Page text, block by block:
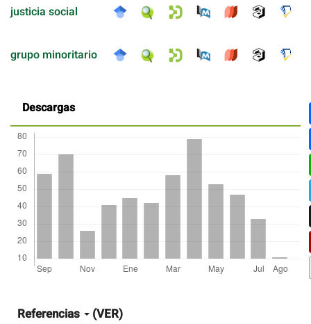
justicia social
grupo minoritario
Descargas
artículo
Referencias (VER)